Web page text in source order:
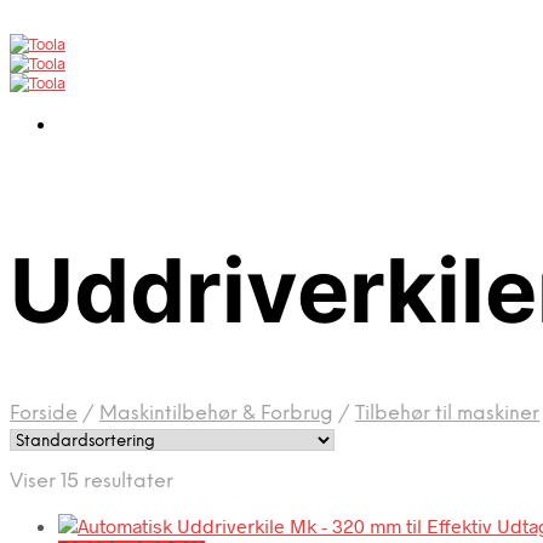
Forside / Maskintilbehør & Forbrug / Tilbehør til maskiner
Viser 15 resultater